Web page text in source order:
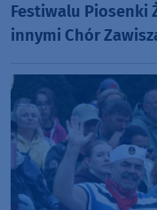
Festiwalu Piosenki
innymi Chór